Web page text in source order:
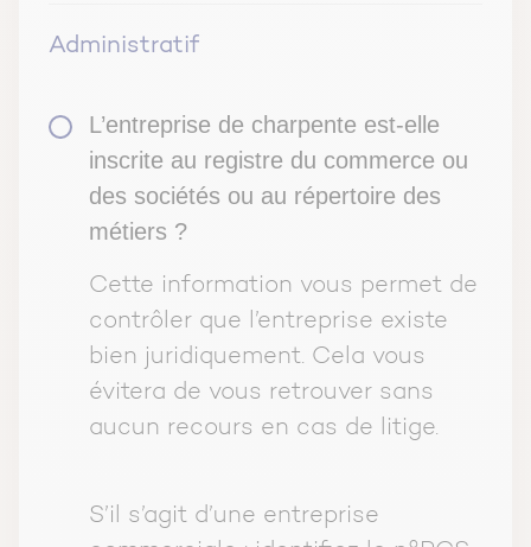
Administratif
L’entreprise de charpente est-elle
inscrite au registre du commerce ou
des sociétés ou au répertoire des
métiers ?
Cette information vous permet de
contrôler que l’entreprise existe
bien juridiquement. Cela vous
évitera de vous retrouver sans
aucun recours en cas de litige.
S’il s’agit d’une entreprise